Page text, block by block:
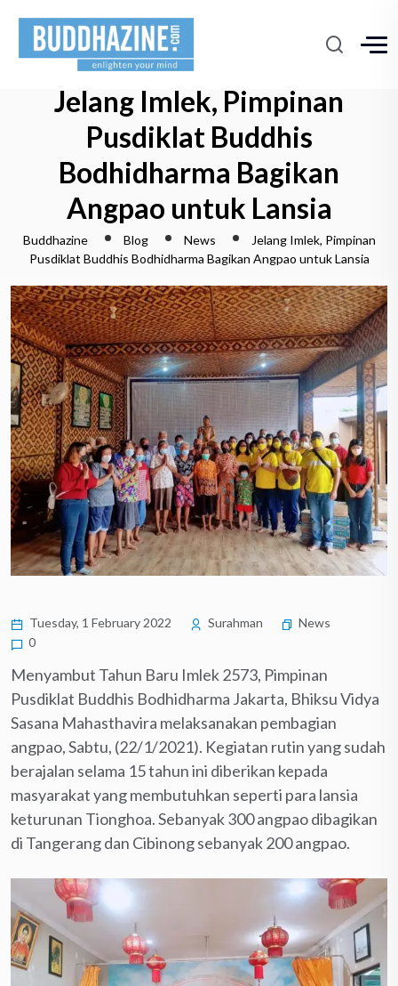
Jelang Imlek, Pimpinan
Pusdiklat Buddhis
Bodhidharma Bagikan
Angpao untuk Lansia
Buddhazine Blog News
Jelang Imlek, Pimpinan
Pusdiklat Buddhis Bodhidharma Bagikan Angpao untuk Lansia
Tuesday, 1 February 2022 Surahman
News
0
Menyambut Tahun Baru Imlek 2573, Pimpinan
Pusdiklat Buddhis Bodhidharma Jakarta, Bhiksu Vidya
Sasana Mahasthavira melaksanakan pembagian
angpao, Sabtu, (22/1/2021). Kegiatan rutin yang sudah
berajalan selama 15 tahun ini diberikan kepada
masyarakat yang membutuhkan seperti para lansia
keturunan Tionghoa. Sebanyak 300 angpao dibagikan
di Tangerang dan Cibinong sebanyak 200 angpao.